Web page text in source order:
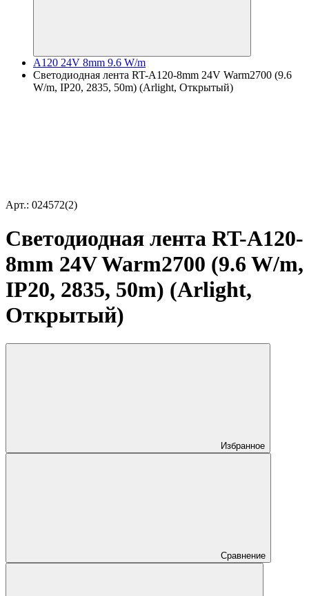
A120 24V 8mm 9.6 W/m
Светодиодная лента RT-A120-8mm 24V Warm2700 (9.6
W/m, IP20, 2835, 50m) (Arlight, Открытый)
Арт.: 024572(2)
Светодиодная лента RT-A120-
8mm 24V Warm2700 (9.6 W/m,
IP20, 2835, 50m) (Arlight,
Открытый)
Избранное
Сравнение